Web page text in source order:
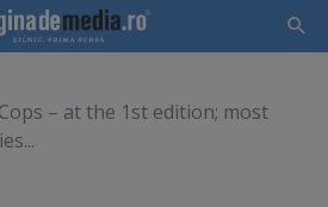
– at the 1st edition; most